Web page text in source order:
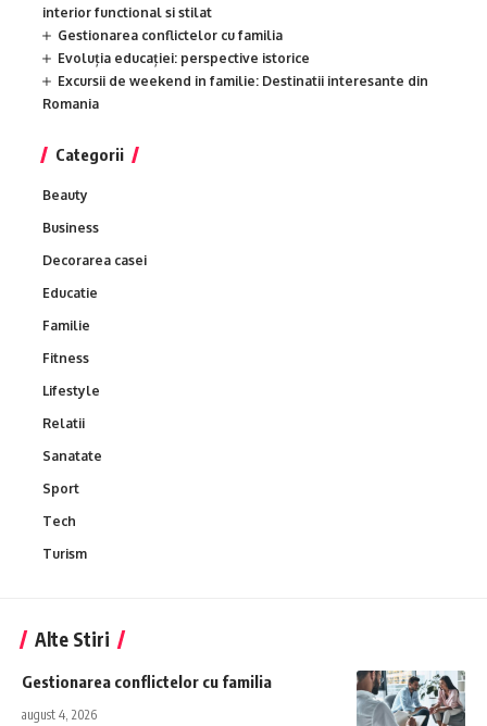
interior functional si stilat
Gestionarea conflictelor cu familia
Evoluția educației: perspective istorice
Excursii de weekend in familie: Destinatii interesante din
Romania
Categorii
Beauty
Business
Decorarea casei
Educatie
Familie
Fitness
Lifestyle
Relatii
Sanatate
Sport
Tech
Turism
Alte Stiri
Gestionarea conflictelor cu familia
august 4, 2026